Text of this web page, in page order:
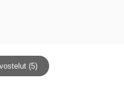
(5)